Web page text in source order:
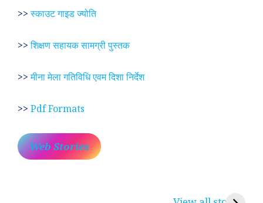
>>स्काउट गाइड ज्योति
>>शिक्षण सहायक सामग्री पुस्तक
>>मीना मेला गतिविधि एवम दिशा निर्देश
>> Pdf Formats
Web Stories
रामसा पीर, रुणेचा रा